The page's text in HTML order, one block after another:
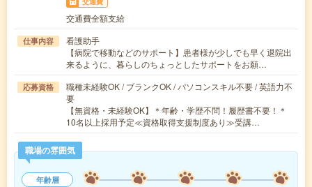
交通費全額支給
仕事内容
看護助手
【病院で移動などのサポート】患者様が少しでも早く退院出
来るように、暮らしのちょっとしたサポートをお願…
応募資格
職種未経験OK / ブランクOK / パソコンスキル不要 / 英語力不
要
【無資格・未経験OK】＊年齢・学歴不問！履歴書不要！＊
10名以上採用予定≪資格取得支援制度あり≫受講…
職場の雰囲気
年齢層